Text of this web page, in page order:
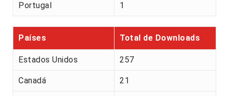
Portugal 1
Países Total de Downloads
Estados Unidos 257
Canadá 21